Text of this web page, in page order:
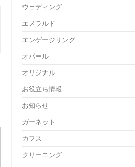
ウェディング
エメラルド
エンゲージリング
オパール
オリジナル
お役立ち情報
お知らせ
ガーネット
カフス
クリーニング